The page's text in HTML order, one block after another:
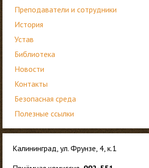
Преподаватели и сотрудники
История
Устав
Библиотека
Новости
Контакты
Безопасная среда
Полезные ссылки
Калининград, ул. Фрунзе, 4, к.1